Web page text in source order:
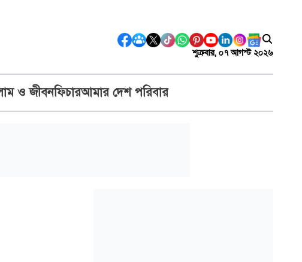
শুক্রবার, ০৭ আগস্ট ২০২৬
ও জীবনফিচারআমার দেশ পরিবার